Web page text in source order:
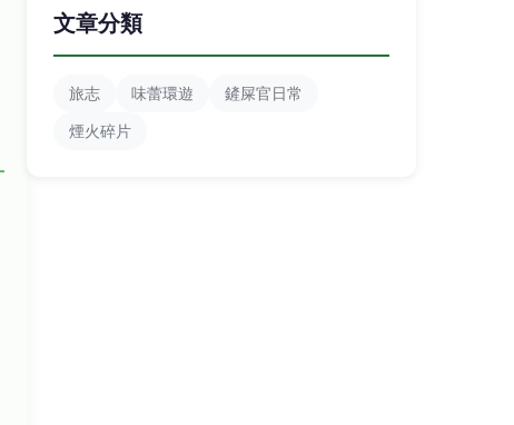
文章分類
旅志 味蕾環遊
鏟屎官日常
煙火碎片